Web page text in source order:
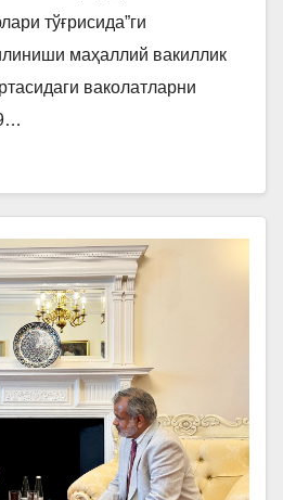
тўғрисида”ги
маҳаллий вакиллик
ваколатларни